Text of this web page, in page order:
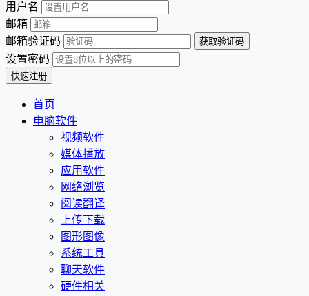
用户名
邮箱
邮箱验证码
设置密码
首页
电脑软件
视频软件
媒体播放
应用软件
网络浏览
阅读翻译
上传下载
图形图像
系统工具
聊天软件
硬件相关